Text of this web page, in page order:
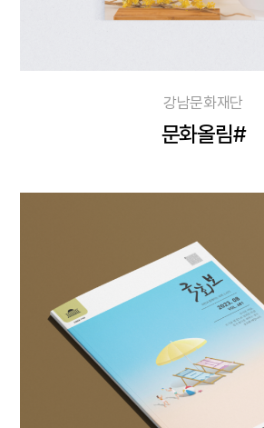
강남문화재단
문화올림#